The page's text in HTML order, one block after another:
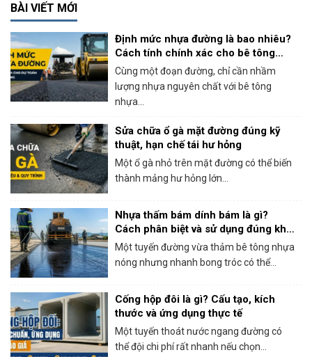
BÀI VIẾT MỚI
Định mức nhựa đường là bao nhiêu?
Cách tính chính xác cho bê tông
nhựa nóng
Cùng một đoạn đường, chỉ cần nhầm
lượng nhựa nguyên chất với bê tông
nhựa...
Sửa chữa ổ gà mặt đường đúng kỹ
thuật, hạn chế tái hư hỏng
Một ổ gà nhỏ trên mặt đường có thể biến
thành mảng hư hỏng lớn...
Nhựa thấm bám dính bám là gì?
Cách phân biệt và sử dụng đúng khi
thi công bê tông nhựa
Một tuyến đường vừa thảm bê tông nhựa
nóng nhưng nhanh bong tróc có thể...
Cống hộp đôi là gì? Cấu tạo, kích
thước và ứng dụng thực tế
Một tuyến thoát nước ngang đường có
thể đội chi phí rất nhanh nếu chọn...